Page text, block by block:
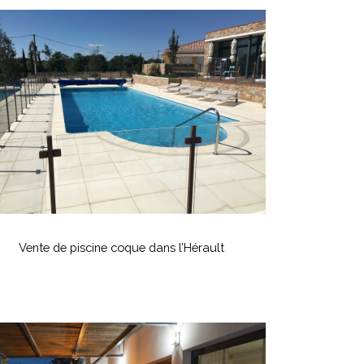
Vente de piscine coque dans l’Hérault
Installation